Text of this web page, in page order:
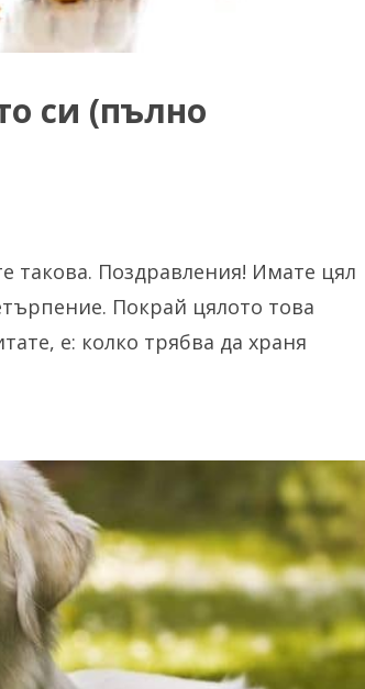
си (пълно
такова. Поздравления! Имате цял
Покрай цялото това
е: колко трябва да храня